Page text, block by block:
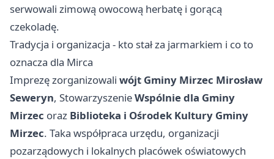
serwowali zimową owocową herbatę i gorącą
czekoladę.
Tradycja i organizacja - kto stał za jarmarkiem i co to
oznacza dla Mirca
Imprezę zorganizowali wójt Gminy Mirzec Mirosław
Seweryn, StowarzyszenieWspólnie dla Gminy
Mirzec oraz Biblioteka i Ośrodek Kultury Gminy
Mirzec. Taka współpraca urzędu, organizacji
pozarządowych i lokalnych placówek oświatowych